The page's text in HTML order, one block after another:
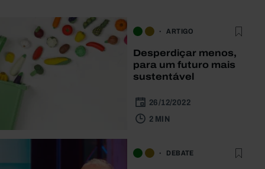
ARTIGO
Desperdiçar menos,
para um futuro mais
sustentável
26/12/2022
2 MIN
DEBATE